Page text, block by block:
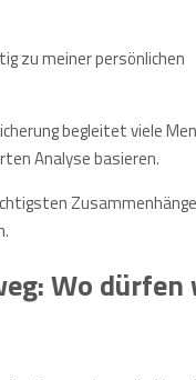
zu meiner persönlichen
begleitet viele
Analyse basieren.
Wo dürfen